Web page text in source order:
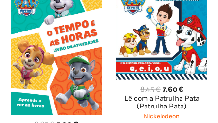
8,45€ O
preço
original
era:
7,60€O
preço
atual
Lê com a Patrulha Pata
(Patrulha Pata)
Nickelodeon